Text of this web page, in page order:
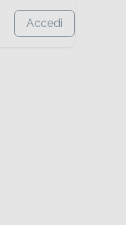
Accedi